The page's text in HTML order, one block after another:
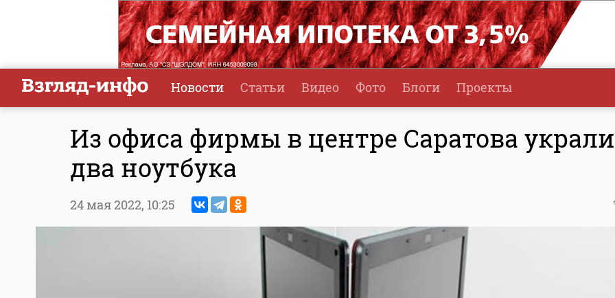
Новости Статьи Видео Фото Блоги Проекты
Из офиса фирмы в центре Саратова украли
два ноутбука
24 мая 2022, 10:25